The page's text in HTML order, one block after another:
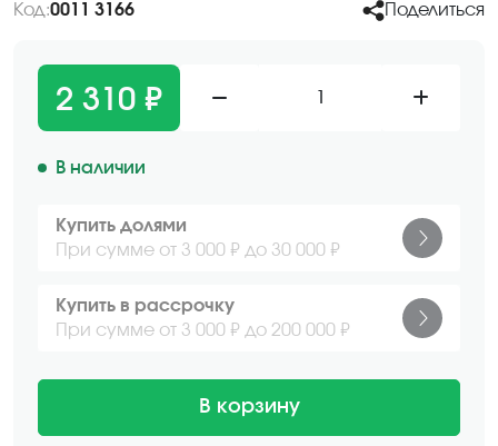
Код:0011 3166 Поделиться
2 310 ₽
В наличии
Купить долями
При сумме от 3 000 ₽ до 30 000 ₽
Купить в рассрочку
При сумме от 3 000 ₽ до 200 000 ₽
В корзину